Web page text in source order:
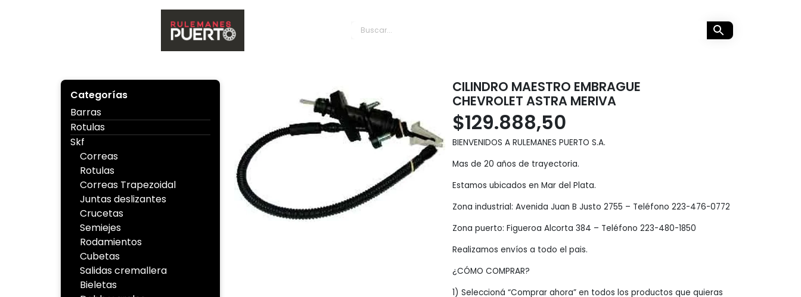
Categorías
Barras
Rotulas
Skf
Correas
Rotulas
Correas Trapezoidal
Juntas deslizantes
Crucetas
Semiejes
Rodamientos
Cubetas
Salidas cremallera
Bieletas
CILINDRO MAESTRO EMBRAGUE
CHEVROLET ASTRA MERIVA
$129.888,50
BIENVENIDOS A RULEMANES PUERTO S.A.
Mas de 20 años de trayectoria.
Estamos ubicados en Mar del Plata.
Zona industrial: Avenida Juan B Justo 2755 – Teléfono 223-476-0772
Zona puerto: Figueroa Alcorta 384 – Teléfono 223-480-1850
Realizamos envíos a todo el pais.
¿CÓMO COMPRAR?
1) Seleccioná “Comprar ahora” en todos los productos que quieras